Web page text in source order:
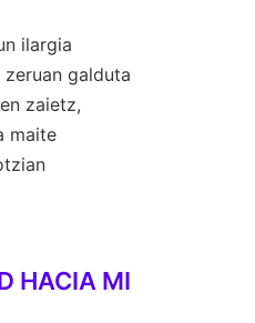
ilargia
galduta
zaietz,
maite
HACIA MI